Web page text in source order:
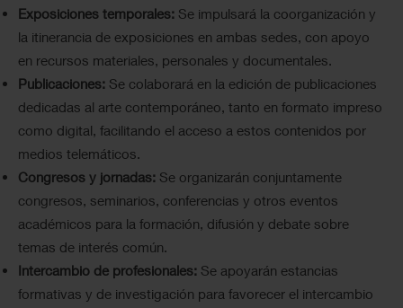
Exposiciones temporales: Se impulsará la coorganización y
la itinerancia de exposiciones en ambas sedes, con apoyo
en recursos materiales, personales y documentales.
Publicaciones: Se colaborará en la edición de publicaciones
dedicadas al arte contemporáneo, tanto en formato impreso
como digital, facilitando el acceso a estos contenidos por
medios telemáticos.
Congresos y jornadas: Se organizarán conjuntamente
congresos, seminarios, conferencias y otros eventos
académicos para la formación, difusión y debate sobre
temas de interés común.
Intercambio de profesionales: Se apoyarán estancias
formativas y de investigación para favorecer el intercambio